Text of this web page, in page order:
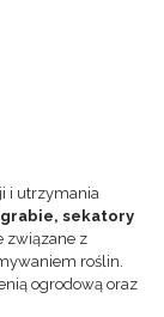
i utrzymania
grabie, sekatory
związane z
roślin.
ogrodową oraz